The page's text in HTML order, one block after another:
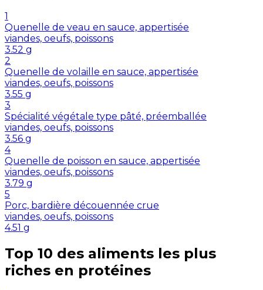
1
Quenelle de veau en sauce, appertisée
viandes, oeufs, poissons
3.52 g
2
Quenelle de volaille en sauce, appertisée
viandes, oeufs, poissons
3.55 g
3
Spécialité végétale type pâté, préemballée
viandes, oeufs, poissons
3.56 g
4
Quenelle de poisson en sauce, appertisée
viandes, oeufs, poissons
3.79 g
5
Porc, bardière découennée crue
viandes, oeufs, poissons
4.51 g
Top 10 des aliments les plus
riches en protéines